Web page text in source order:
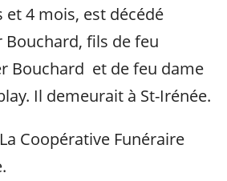
et 4 mois, est décédé
Bouchard, fils de feu
Bouchard et de feu dame
Il demeurait à St-Irénée.
Coopérative Funéraire